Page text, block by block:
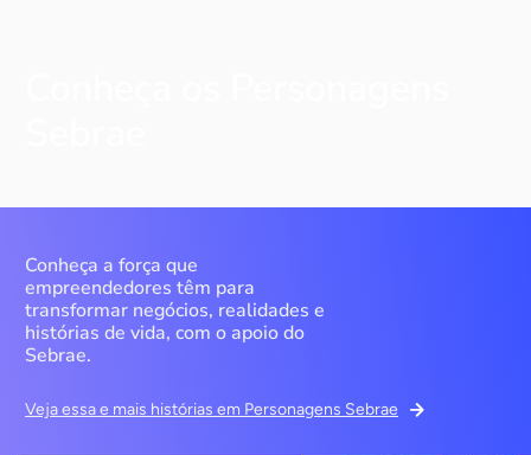
Conheça a força que
empreendedores têm para
transformar negócios, realidades e
histórias de vida, com o apoio do
Sebrae.
Veja essa e mais histórias em Personagens Sebrae